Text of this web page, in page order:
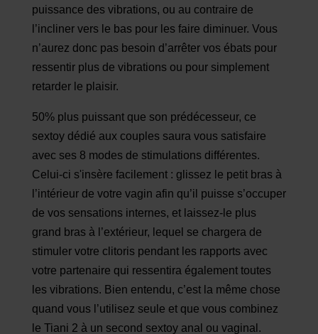
puissance des vibrations, ou au contraire de
l’incliner vers le bas pour les faire diminuer. Vous
n’aurez donc pas besoin d’arrêter vos ébats pour
ressentir plus de vibrations ou pour simplement
retarder le plaisir.
50% plus puissant que son prédécesseur, ce
sextoy dédié aux couples saura vous satisfaire
avec ses 8 modes de stimulations différentes.
Celui-ci s'insère facilement : glissez le petit bras à
l’intérieur de votre vagin afin qu’il puisse s’occuper
de vos sensations internes, et laissez-le plus
grand bras à l’extérieur, lequel se chargera de
stimuler votre clitoris pendant les rapports avec
votre partenaire qui ressentira également toutes
les vibrations. Bien entendu, c’est la même chose
quand vous l’utilisez seule et que vous combinez
le Tiani 2 à un second sextoy anal ou vaginal.